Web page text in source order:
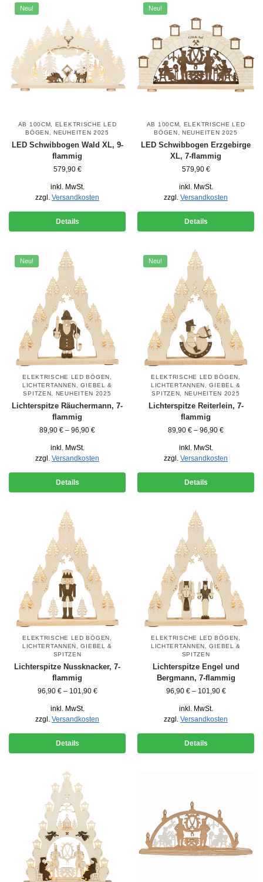
Neu!
AB 100CM
ELEKTRISCHE LED
BÖGEN ,NEUHEITEN 2025
LED Schwibbogen Wald XL, 9-
flammig
579,90 €
inkl. MwSt.
zzgl. Versandkosten
Details
Neu!
AB 100CM
ELEKTRISCHE LED
BÖGEN ,NEUHEITEN 2025
LED Schwibbogen Erzgebirge
XL, 7-flammig
579,90 €
inkl. MwSt.
zzgl. Versandkosten
Details
Neu!
ELEKTRISCHE LED BÖGEN
LICHTERTANNEN, GIEBEL &
SPITZEN
NEUHEITEN 2025
Lichterspitze Räuchermann, 7-
flammig
89,90 € – 96,90 €
inkl. MwSt.
zzgl. Versandkosten
Details
Neu!
ELEKTRISCHE LED BÖGEN
LICHTERTANNEN, GIEBEL &
SPITZEN
NEUHEITEN 2025
Lichterspitze Reiterlein, 7-
flammig
89,90 € – 96,90 €
inkl. MwSt.
zzgl. Versandkosten
Details
ELEKTRISCHE LED BÖGEN
LICHTERTANNEN, GIEBEL &
SPITZEN
Lichterspitze Nussknacker, 7-
flammig
96,90 €– 101,90 €
inkl. MwSt.
zzgl. Versandkosten
Details
ELEKTRISCHE LED BÖGEN
LICHTERTANNEN, GIEBEL &
SPITZEN
Lichterspitze Engel und
Bergmann, 7-flammig
96,90 €– 101,90 €
inkl. MwSt.
zzgl. Versandkosten
Details